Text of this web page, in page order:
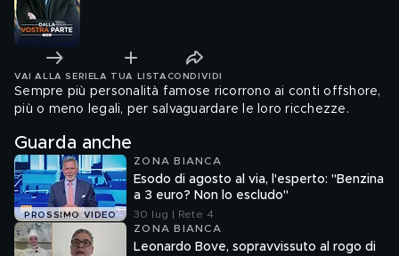
VAI ALLA SERIE LA TUA LISTA CONDIVIDI
Sempre più personalità famose ricorrono ai conti offshore,
più o meno legali, per salvaguardare le loro ricchezze.
Guarda anche
PROSSIMO VIDEO
ZONA BIANCA
Esodo di agosto al via, l'esperto: "Benzina
a 3 euro? Non lo escludo"
30 lug | Rete 4
ZONA BIANCA
Leonardo Bove, sopravvissuto al rogo di